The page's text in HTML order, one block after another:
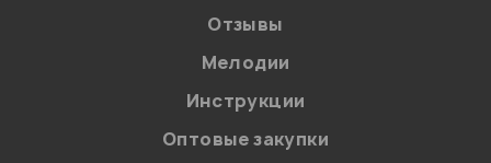
Отзывы
Мелодии
Инструкции
Оптовые закупки